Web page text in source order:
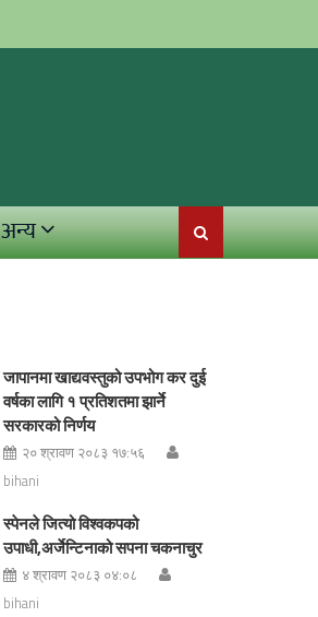
अन्य
जापानमा खाद्यवस्तुको उपभोग कर दुई
वर्षका लागि १ प्रतिशतमा झार्ने
सरकारको निर्णय
२० श्रावण २०८३ १७:५६
bihani
स्पेनले जित्यो विश्वकपको
उपाधी,अर्जेन्टिनाको सपना चकनाचुर
४ श्रावण २०८३ ०४:०८
bihani